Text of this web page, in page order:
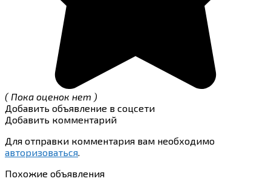
( Пока оценок нет )
Добавить объявление в соцсети
Добавить комментарий
Для отправки комментария вам необходимо
авторизоваться.
Похожие объявления